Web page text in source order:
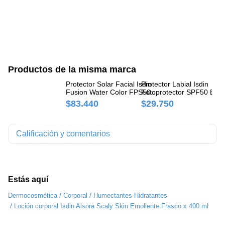
Estás aquí
Dermocosmética / Corporal / Humectantes-Hidratantes
/ Loción corporal Isdin Alsora Scaly Skin Emoliente Frasco x 400 ml
Productos de la misma marca
Protector Solar Facial Isdin
Fusion Water Color FPS50+
Doble Pack x 50 ml
$83.440
Protector Labial Isdin
Fotoprotector SPF50
4 gr
$29.750
Calificación y comentarios